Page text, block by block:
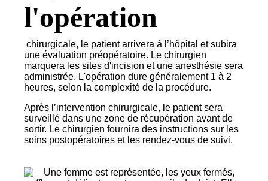
l'opération
chirurgicale, le patient arrivera à l’hôpital et subira
une évaluation préopératoire. Le chirurgien
marquera les sites d'incision et une anesthésie sera
administrée. L'opération dure généralement 1 à 2
heures, selon la complexité de la procédure.
Après l’intervention chirurgicale, le patient sera
surveillé dans une zone de récupération avant de
sortir. Le chirurgien fournira des instructions sur les
soins postopératoires et les rendez-vous de suivi.